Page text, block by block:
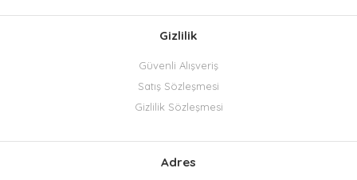
Gizlilik
Güvenli Alışveriş
Satış Sözleşmesi
Gizlilik Sözleşmesi
Adres